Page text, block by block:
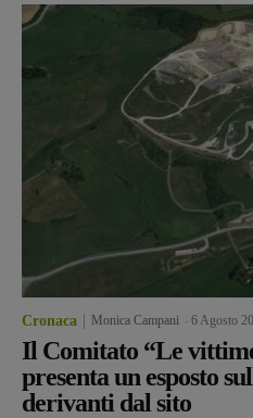
Cronaca Monica Campani 6 Agosto
Il Comitato “Le
presenta un esposto
derivanti dal sito